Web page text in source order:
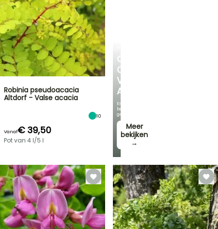
FLASH-
SALES
TOT
30%
ONTDEK
ONS
VOORDELIGE
ASSORTIMENT
En
bespaar
geld!
Meer
bekijken
→
Robinia pseudoacacia
Altdorf - Valse acacia
10
Vanaf€ 39,50
Pot van 4 l/5 l